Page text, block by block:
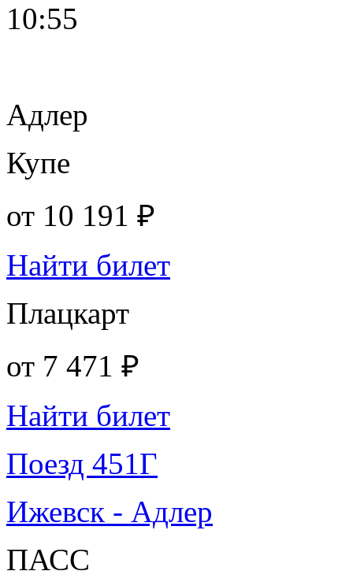
10:55
Адлер
Купе
от 10 191 ₽
Найти билет
Плацкарт
от 7 471 ₽
Найти билет
Поезд 451Г
Ижевск - Адлер
ПАСС